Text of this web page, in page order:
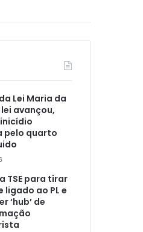
Lei Maria da
lei avançou,
pelo quarto
TSE para tirar
ligado ao PL e
‘hub’ de